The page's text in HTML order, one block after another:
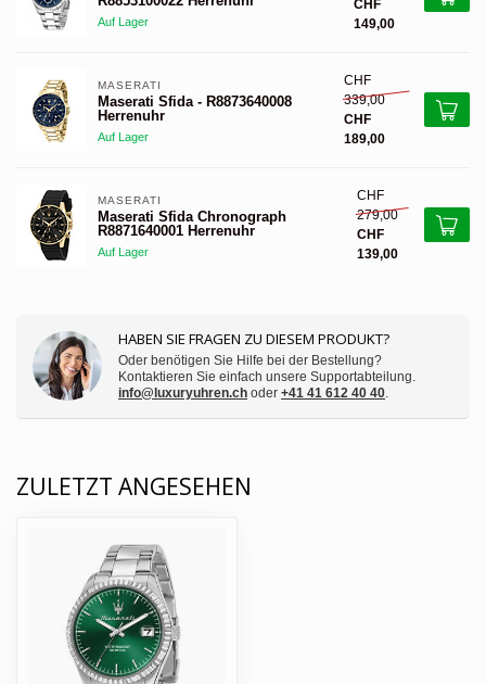
Auf Lager
CHF
149,00
MASERATI
Maserati Sfida - R8873640008
Herrenuhr
Auf Lager
CHF
339,00
CHF
189,00
MASERATI
Maserati Sfida Chronograph
R8871640001 Herrenuhr
Auf Lager
CHF
279,00
CHF
139,00
HABEN SIE FRAGEN ZU DIESEM PRODUKT?
Oder benötigen Sie Hilfe bei der Bestellung?
Kontaktieren Sie einfach unsere Supportabteilung.
info@luxuryuhren.ch oder +41 41 612 40 40
ZULETZT ANGESEHEN